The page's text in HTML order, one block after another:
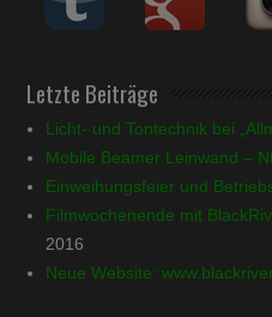
Letzte Beiträge
Licht- und Tontechnik bei
Mobile Beamer Leinwand –
Einweihungsfeier und
Filmwochenende mit
2016
Neue Website: